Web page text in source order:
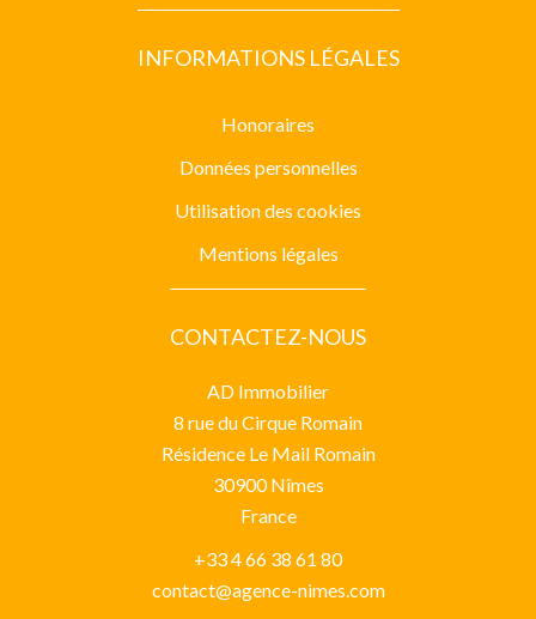
INFORMATIONS LÉGALES
Honoraires
Données personnelles
Utilisation des cookies
Mentions légales
CONTACTEZ-NOUS
AD Immobilier
8 rue du Cirque Romain
Résidence Le Mail Romain
30900Nîmes
France
+33 4 66 38 61 80
contact@agence-nimes.com